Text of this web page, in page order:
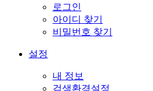
로그인
아이디 찾기
비밀번호 찾기
설정
내 정보
검색환경설정